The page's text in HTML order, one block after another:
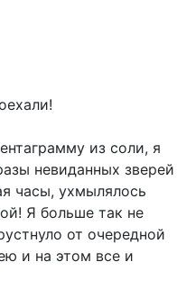
из соли, я
невиданных зверей
часы, ухмылялось
Я больше так не
от очередной
и на этом все и